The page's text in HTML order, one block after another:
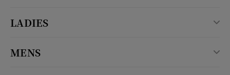
LADIES
MENS